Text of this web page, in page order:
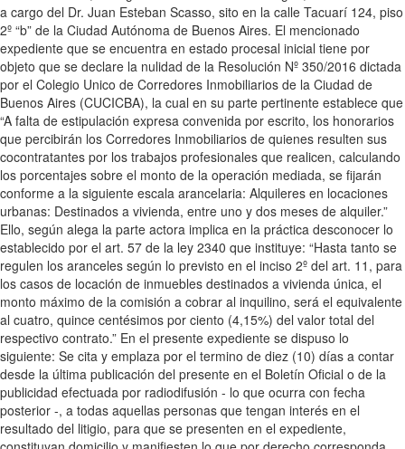
a cargo del Dr. Juan Esteban Scasso, sito en la calle Tacuarí 124, piso
2º “b” de la Ciudad Autónoma de Buenos Aires. El mencionado
expediente que se encuentra en estado procesal inicial tiene por
objeto que se declare la nulidad de la Resolución Nº 350/2016 dictada
por el Colegio Unico de Corredores Inmobiliarios de la Ciudad de
Buenos Aires (CUCICBA), la cual en su parte pertinente establece que
“A falta de estipulación expresa convenida por escrito, los honorarios
que percibirán los Corredores Inmobiliarios de quienes resulten sus
cocontratantes por los trabajos profesionales que realicen, calculando
los porcentajes sobre el monto de la operación mediada, se fijarán
conforme a la siguiente escala arancelaria: Alquileres en locaciones
urbanas: Destinados a vivienda, entre uno y dos meses de alquiler.”
Ello, según alega la parte actora implica en la práctica desconocer lo
establecido por el art. 57 de la ley 2340 que instituye: “Hasta tanto se
regulen los aranceles según lo previsto en el inciso 2º del art. 11, para
los casos de locación de inmuebles destinados a vivienda única, el
monto máximo de la comisión a cobrar al inquilino, será el equivalente
al cuatro, quince centésimos por ciento (4,15%) del valor total del
respectivo contrato.” En el presente expediente se dispuso lo
siguiente: Se cita y emplaza por el termino de diez (10) días a contar
desde la última publicación del presente en el Boletín Oficial o de la
publicidad efectuada por radiodifusión - lo que ocurra con fecha
posterior -, a todas aquellas personas que tengan interés en el
resultado del litigio, para que se presenten en el expediente,